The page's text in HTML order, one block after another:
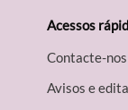
Acessos
Contacte-nos
Avisos e